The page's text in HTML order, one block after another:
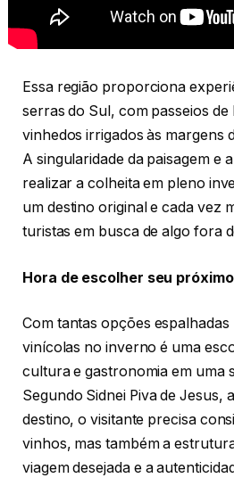
Essa região proporciona
serras do Sul, com passeios
vinhedos irrigados às margens
A singularidade da paisagem e
realizar a colheita em pleno
um destino original e cada vez
turistas em busca de algo fora
Hora de escolher seu
Com tantas opções
vinícolas no inverno é uma
cultura e gastronomia em uma
Segundo Sidnei Piva de Jesus,
destino, o visitante precisa
vinhos, mas também a
viagem desejada e a